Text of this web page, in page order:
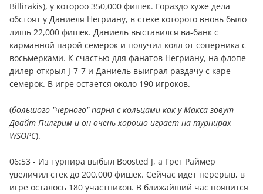
Billirakis), у котороо 350,000 фишек. Гораздо хуже дела
обстоят у Даниеля Негриану, в стеке которого вновь было
лишь 22,000 фишек. Даниель выставился ва-банк с
карманной парой семерок и получил колл от соперника с
восьмерками. К счастью для фанатов Негриану, на флопе
дилер открыл J-7-7 и Даниель выиграл раздачу с каре
семерок. В игре остается около 190 игроков.
(большого "черного" парня с кольцами как у Макса зовут
Двайт Пилгрим и он очень хорошо играет на турнирах
WSOPC).
06:53 - Из турнира выбыл Boosted J, а Грег Раймер
увеличил стек до 200,000 фишек. Сейчас идет перерыв, в
игре осталось 180 участников. В ближайший час появится